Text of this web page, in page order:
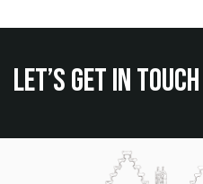
Let’s get in touch